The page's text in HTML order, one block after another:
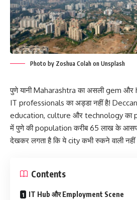
Photo by Zoshua Colah on Unsplash
पुणे यानी Maharashtra का असली gem
IT professionals का अड्डा नहीं है!
education, culture और technology का
में पुणे की population करीब 65 लाख के
देखकर लगता है कि ये city कभी रुकने वाली
Contents
IT Hub और Employment Scene